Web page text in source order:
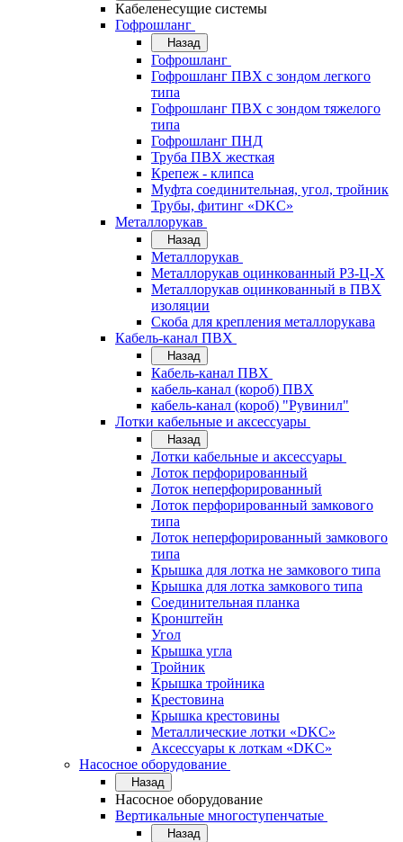
Кабеленесущие системы
Гофрошланг
Назад
Гофрошланг
Гофрошланг ПВХ с зондом легкого
типа
Гофрошланг ПВХ с зондом тяжелого
типа
Гофрошланг ПНД
Труба ПВХ жесткая
Крепеж - клипса
Муфта соединительная, угол, тройник
Трубы, фитинг «DKC»
Металлорукав
Назад
Металлорукав
Металлорукав оцинкованный РЗ-Ц-Х
Металлорукав оцинкованный в ПВХ
изоляции
Скоба для крепления металлорукава
Кабель-канал ПВХ
Назад
Кабель-канал ПВХ
кабель-канал (короб) ПВХ
кабель-канал (короб) "Рувинил"
Лотки кабельные и аксессуары
Назад
Лотки кабельные и аксессуары
Лоток перфорированный
Лоток неперфорированный
Лоток перфорированный замкового
типа
Лоток неперфорированный замкового
типа
Крышка для лотка не замкового типа
Крышка для лотка замкового типа
Соединительная планка
Кронштейн
Угол
Крышка угла
Тройник
Крышка тройника
Крестовина
Крышка крестовины
Металлические лотки «DKC»
Аксессуары к лоткам «DKC»
Насосное оборудование
Назад
Насосное оборудование
Вертикальные многоступенчатые
Назад